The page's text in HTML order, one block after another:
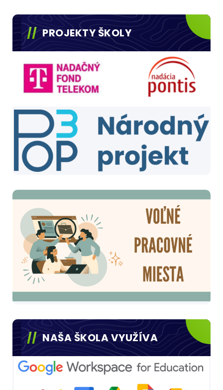
PROJEKTY ŠKOLY
NAŠA ŠKOLA VYUŽÍVA